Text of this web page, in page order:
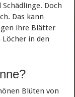
Doch
Das kann
ihre Blätter
in den
Blüten von